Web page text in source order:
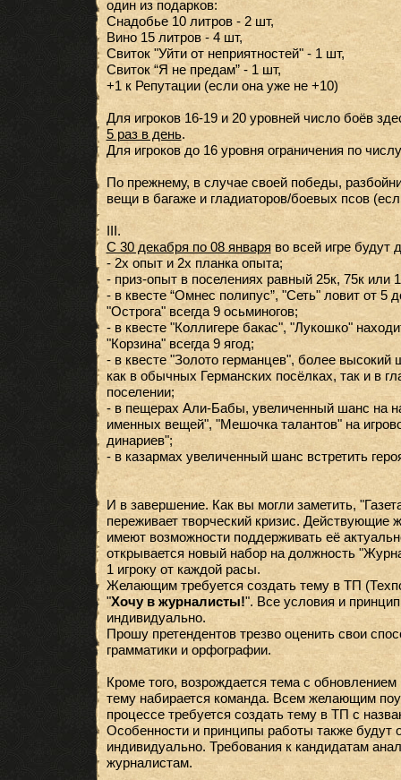
один из подарков:
Снадобье 10 литров - 2 шт,
Вино 15 литров - 4 шт,
Свиток "Уйти от неприятностей" - 1 шт,
Свиток “Я не предам” - 1 шт,
+1 к Репутации (если она уже не +10)
Для игроков 16-19 и 20 уровней число боёв
5 раз в день.
Для игроков до 16 уровня ограничения по
По прежнему, в случае своей победы,
вещи в багаже и гладиаторов/боевых псов
III.
С 30 декабря по 08 январяво всей игре будут
- 2х опыт и 2х планка опыта;
- приз-опыт в поселениях равный 25к, 75к или
- в квесте “Омнес полипус”, "Сеть" ловит от 5
"Острога" всегда 9 осьминогов;
- в квесте "Коллигере бакас", "Лукошко"
"Корзина" всегда 9 ягод;
- в квесте "Золото германцев", более
как в обычных Германских посёлках, так и в
поселении;
- в пещерах Али-Бабы, увеличенный шанс на
именных вещей", "Мешочка талантов" на
динариев";
- в казармах увеличенный шанс встретить
И в завершение. Как вы могли заметить,
переживает творческий кризис. Действующие
имеют возможности поддерживать её
открывается новый набор на должность
1 игроку от каждой расы.
Желающим требуется создать тему в ТП
"Хочу в журналисты!". Все условия и
индивидуально.
Прошу претендентов трезво оценить свои
грамматики и орфографии.
Кроме того, возрождается тема с
тему набирается команда. Всем желающим
процессе требуется создать тему в ТП с
Особенности и принципы работы также будут
индивидуально. Требования к кандидатам
журналистам.